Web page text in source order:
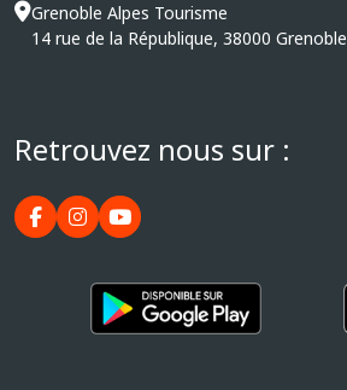
Grenoble Alpes Tourisme
14 rue de la République, 38000 Grenoble
Retrouvez nous sur :